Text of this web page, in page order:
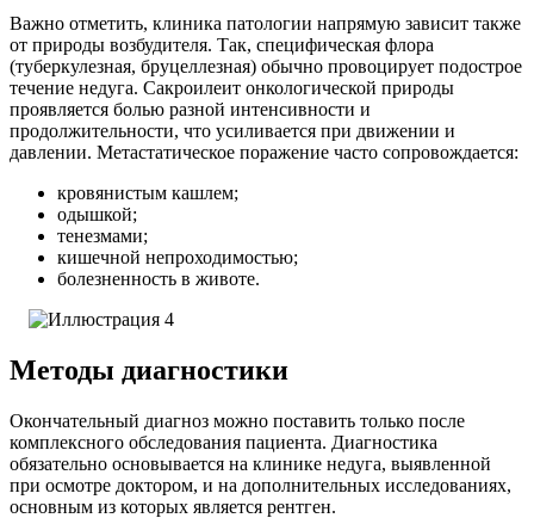
Важно отметить, клиника патологии напрямую зависит также
от природы возбудителя. Так, специфическая флора
(туберкулезная, бруцеллезная) обычно провоцирует подострое
течение недуга. Сакроилеит онкологической природы
проявляется болью разной интенсивности и
продолжительности, что усиливается при движении и
давлении. Метастатическое поражение часто сопровождается:
кровянистым кашлем;
одышкой;
тенезмами;
кишечной непроходимостью;
болезненность в животе.
Методы диагностики
Окончательный диагноз можно поставить только после
комплексного обследования пациента. Диагностика
обязательно основывается на клинике недуга, выявленной
при осмотре доктором, и на дополнительных исследованиях,
основным из которых является рентген.